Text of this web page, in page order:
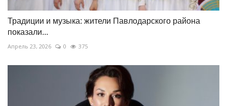
Традиции и музыка: жители Павлодарского района
показали...
Апрель 23, 2026 0 375